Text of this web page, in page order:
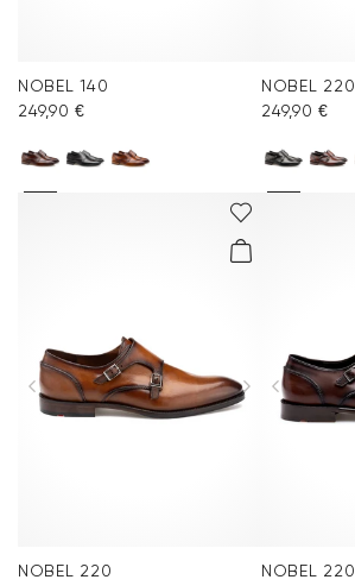
NOBEL 140
249,90 €
NOBEL 220
249,90 €
NOBEL 220
NOBEL 220